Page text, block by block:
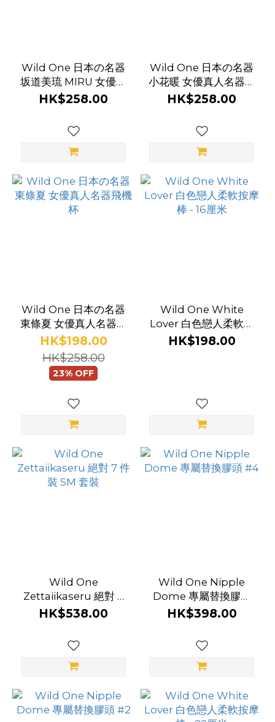
Wild One 日本の名器
坂道美琉 MIRU 女優真
人名器飛機杯
HK$258.00
Wild One 日本の名器
小花暖 女優真人名器飛
機杯
HK$258.00
Wild One 日本の名器
東條夏 女優真人名器飛
機杯
HK$198.00
HK$258.00
23% OFF
Wild One White
Lover 白色戀人柔軟按
摩棒 - 16厘米
HK$198.00
Wild One
Zettaiikaseru 絕對 7
件裝 SM 套裝
HK$538.00
Wild One Nipple
Dome 專屬替換膠頭
#4
HK$398.00